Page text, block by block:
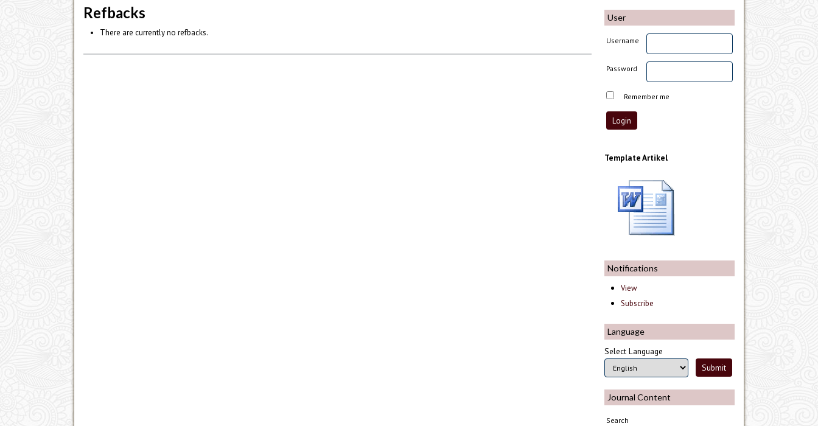
User
Username
Password
Remember me
Template Artikel
Notifications
View
Subscribe
Language
Select Language
Journal Content
Search
Refbacks
There are currently no refbacks.